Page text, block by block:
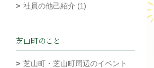
社員の他己紹介 (1)
芝山町のこと
芝山町・芝山町周辺のイベント